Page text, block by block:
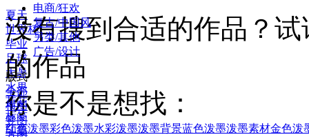
夏天
世界杯
毕业
足球
大暑
水果
荷花
标签
印章
电商/狂欢
复古/中国风
另类/其他
广告/设计
版式
全部
横图
竖图
方图
没有搜到合适的作品？
的作品
你是不是想找：
红色泼墨彩色泼墨水彩泼墨泼墨背景蓝色泼墨泼墨素材金色泼